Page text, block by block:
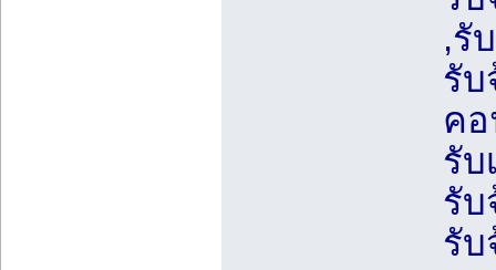
,รั
รับ
ค
รับ
รับ
รับ